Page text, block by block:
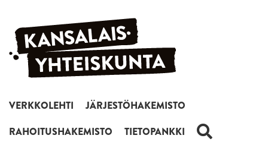
Siirry sisältöön
VERKKOLEHTI
JÄRJESTÖHAKEMISTO
RAHOITUSHAKEMISTO
TIETOPANKKI HAKU